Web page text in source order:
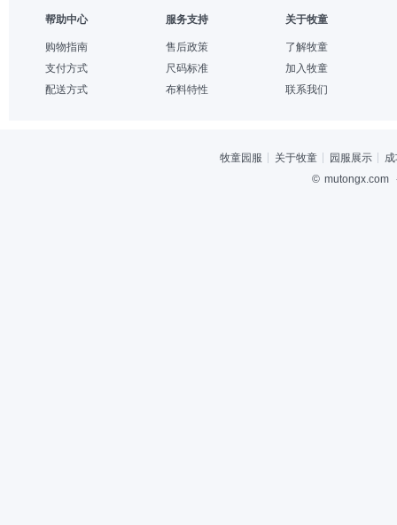
帮助中心
购物指南
支付方式
配送方式
服务支持
售后政策
尺码标准
布料特性
关于牧童
了解牧童
加入牧童
联系我们
牧童园服 关于牧童 园服展示
© mutongx.com